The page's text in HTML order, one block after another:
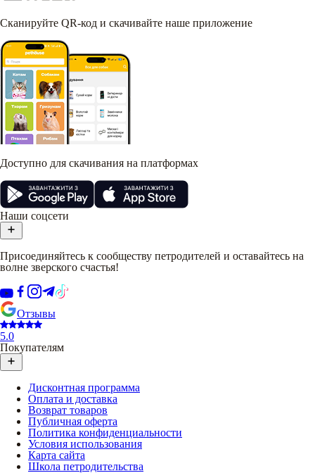
Сканируйте QR-код и скачивайте наше приложение
Доступно для скачивания на платформах
Наши соцсети
Присоединяйтесь к сообществу петродителей и оставайтесь на
волне зверского счастья!
Отзывы
5.0
Покупателям
Дисконтная программа
Оплата и доставка
Возврат товаров
Публичная оферта
Политика конфиденциальности
Условия использования
Карта сайта
Школа петродительства